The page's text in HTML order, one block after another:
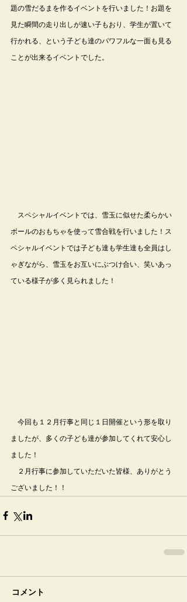
題の雪だるまを作るイベントを行いました！お題を
見た瞬間の走り出しが速い子もおり、学生が置いて
行かれる、という子ども達のパワフルな一面も見る
ことが出来るイベントでした。
スペシャルイベントでは、雪玉に似せた柔らかい
ボールのおもちゃを使って雪合戦を行いました！ス
ペシャルイベントでは子ども達も学生達も全員はし
ゃぎながら、雪玉をお互いにぶつけ合い、笑いあっ
ている様子が多く見られました！
今回も１２月行事と同じ１日開催という形を取り
ましたが、多くの子ども達が参加してくれて安心し
ました！
２月行事に参加していただいた皆様、ありがとう
ございました！！
コメント